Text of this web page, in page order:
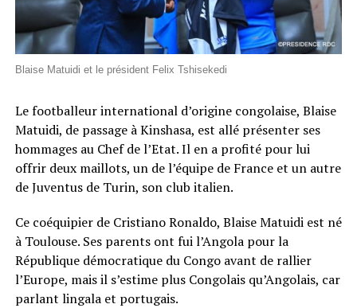
Blaise Matuidi et le président Felix Tshisekedi
Le footballeur international d’origine congolaise, Blaise
Matuidi, de passage à Kinshasa, est allé présenter ses
hommages au Chef de l’Etat. Il en a profité pour lui
offrir deux maillots, un de l’équipe de France et un autre
de Juventus de Turin, son club italien.
Ce coéquipier de Cristiano Ronaldo, Blaise Matuidi est né
à Toulouse. Ses parents ont fui l’Angola pour la
République démocratique du Congo avant de rallier
l’Europe, mais il s’estime plus Congolais qu’Angolais, car
parlant lingala et portugais.